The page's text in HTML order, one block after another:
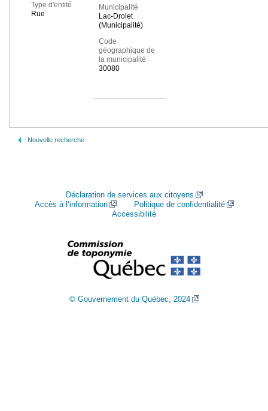
Type d'entité
Rue
Municipalité
Lac-Drolet
(Municipalité)
Code
géographique de
la municipalité
30080
Nouvelle recherche
Déclaration de services aux citoyens
Accès à l’information
Politique de confidentialité
Accessibilité
© Gouvernement du Québec, 2024